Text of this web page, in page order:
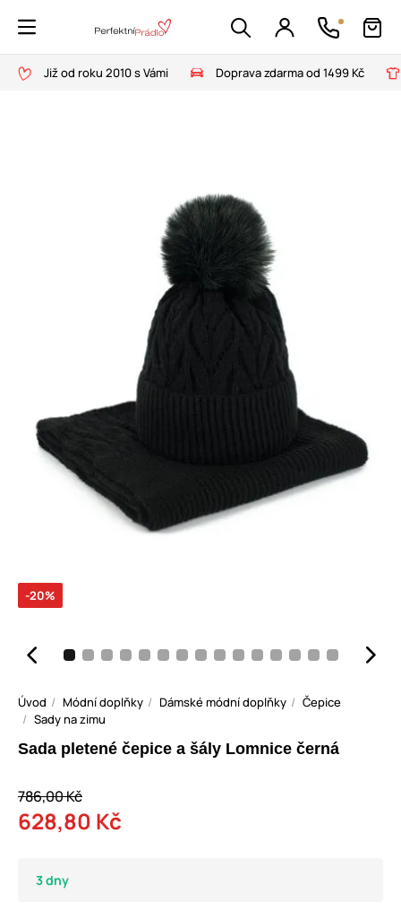
Již od roku 2010 s Vámi Doprava zdarma od 1499 Kč
-20%
Úvod Módní doplňky Dámské módní doplňky
Čepice
Sady na zimu
Sada pletené čepice a šály Lomnice černá
786,00 Kč
628,80 Kč
3 dny